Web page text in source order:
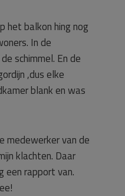
het balkon hing nog
In de
schimmel. En de
,dus elke
blank en was
medewerker van de
klachten. Daar
een rapport van.